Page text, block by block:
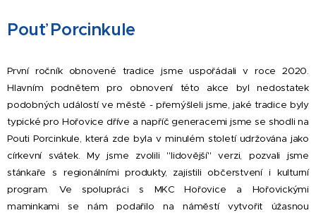
Pouť Porcinkule
První ročník obnovené tradice jsme uspořádali v roce 2020.
Hlavním podnětem pro obnovení této akce byl nedostatek
podobných událostí ve městě - přemýšleli jsme, jaké tradice byly
typické pro Hořovice dříve a napříč generacemi jsme se shodli na
Pouti Porcinkule, která zde byla v minulém století udržována jako
církevní svátek. My jsme zvolili "lidovější" verzi, pozvali jsme
stánkaře s regionálními produkty, zajistili občerstvení i kulturní
program. Ve spolupráci s MKC Hořovice a Hořovickými
maminkami se nám podařilo na náměstí vytvořit úžasnou